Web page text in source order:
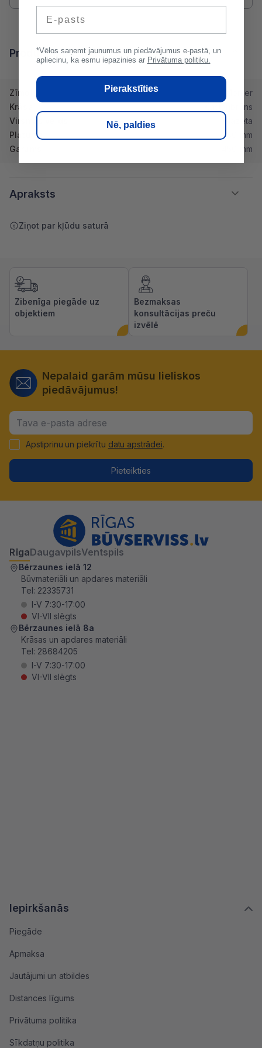
Produkta īpašības
Zīmols
Monier
Krāsa
Kastaņbrūns
Virsmas veids
Glazēta
Platums
280 mm
Garums
450 mm
Apraksts
Ziņot par kļūdu saturā
Zibenīga piegāde uz
objektiem
Bezmaksas
konsultācijas preču
izvēlē
Nepalaid garām mūsu lieliskos
piedāvājumus!
Apstiprinu un piekrītu datu apstrādei.
Pieteikties
Iepirkšanās
Piegāde
Apmaksa
Jautājumi un atbildes
Distances līgums
Privātuma politika
Sīkdatņu politika
RīgaDaugavpilsVentspils
Bērzaunes ielā 12
Būvmateriāli un apdares materiāli
Tel: 22335731
I-V 7:30-17:00
VI-VII slēgts
Bērzaunes ielā 8a
Krāsas un apdares materiāli
Tel: 28684205
I-V 7:30-17:00
VI-VII slēgts
*Vēlos saņemt jaunumus un piedāvājumus e-pastā, un
apliecinu, ka esmu iepazinies ar Privātuma politiku.
Pierakstīties
Nē, paldies